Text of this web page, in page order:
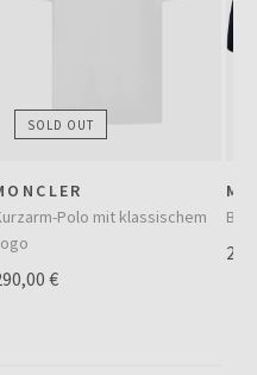
SOLD OUT
Polo mit klassischem
€